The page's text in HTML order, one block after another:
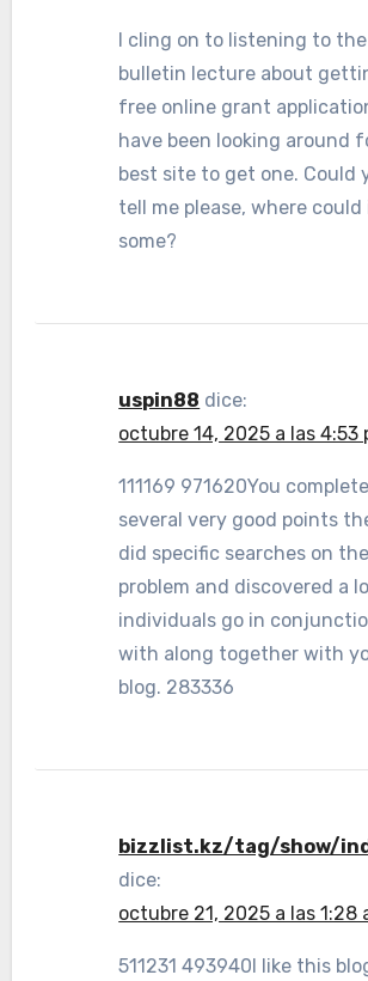
I cling on to listening to
bulletin lecture about
free online grant
have been looking around
best site to get one. Could
tell me please, where could
some?
uspin88 dice:
octubre 14, 2025 a las 4:53
111169 971620You
several very good points
did specific searches on the
problem and discovered a
individuals go in
with along together with
blog. 283336
bizzlist.kz/tag/show/
dice:
octubre 21, 2025 a las 1:28
511231 493940I like this